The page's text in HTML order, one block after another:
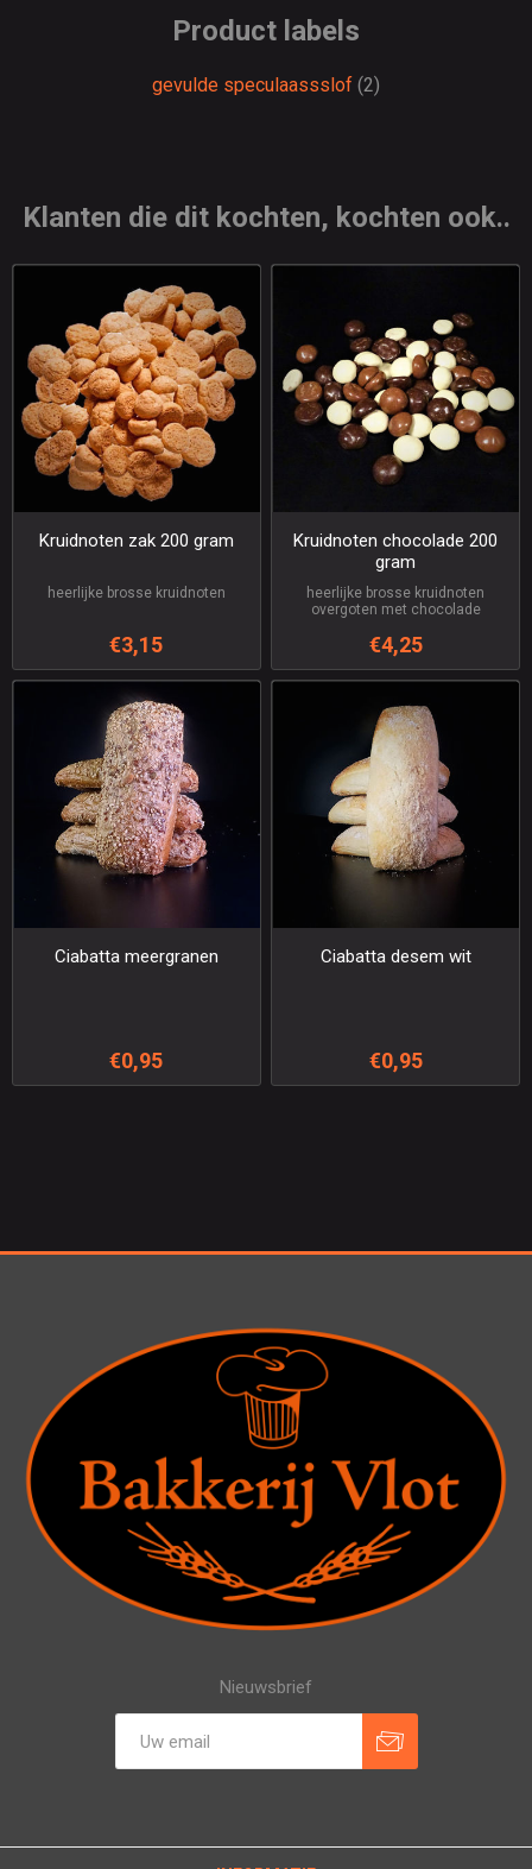
Product labels
gevulde speculaassslof (2)
Klanten die dit kochten, kochten ook..
Kruidnoten zak 200 gram
heerlijke brosse kruidnoten
€3,15
Kruidnoten chocolade 200
gram
heerlijke brosse kruidnoten
overgoten met chocolade
€4,25
Ciabatta meergranen
€0,95
Ciabatta desem wit
€0,95
Nieuwsbrief